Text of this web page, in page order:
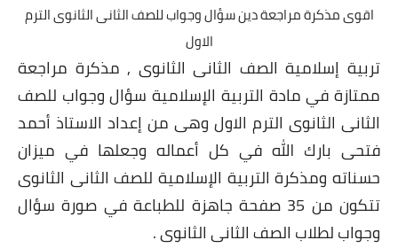
اقوى مذكرة مراجعة دين سؤال وجواب للصف الثانى الثانوى الترم
الاول
تربية إسلامية الصف الثانى الثانوى , مذكرة مراجعة
ممتازة في مادة التربية الإسلامية سؤال وجواب للصف
الثانى الثانوى الترم الاول وهى من إعداد الاستاذ أحمد
فتحى بارك الله في كل أعماله وجعلها في ميزان
حسناته ومذكرة التربية الإسلامية للصف الثانى الثانوى
تتكون من 35 صفحة جاهزة للطباعة في صورة سؤال
وجواب لطلاب الصف الثانى الثانوى .